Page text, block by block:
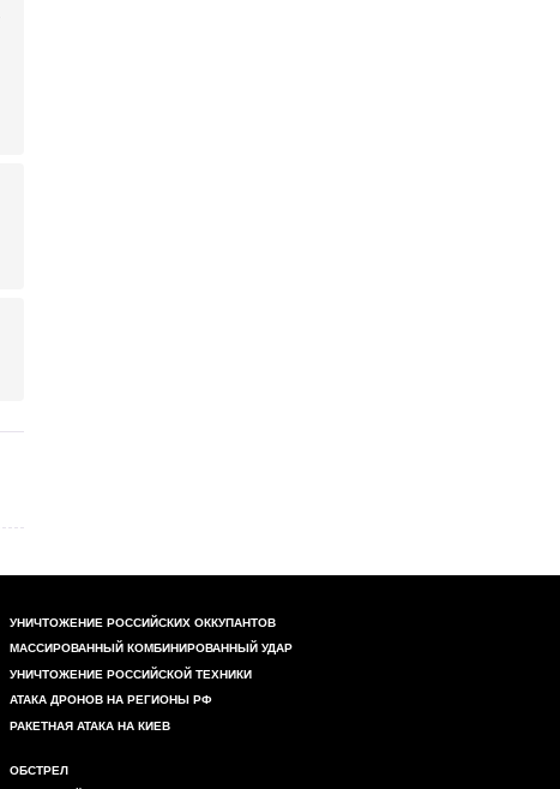
УНИЧТОЖЕНИЕ РОССИЙСКИХ ОККУПАНТОВ
МАССИРОВАННЫЙ КОМБИНИРОВАННЫЙ УДАР
УНИЧТОЖЕНИЕ РОССИЙСКОЙ ТЕХНИКИ
АТАКА ДРОНОВ НА РЕГИОНЫ РФ
РАКЕТНАЯ АТАКА НА КИЕВ
ОБСТРЕЛ